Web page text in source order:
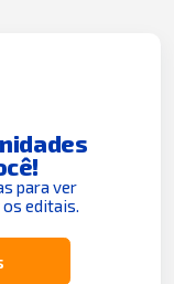
para ver
editais.